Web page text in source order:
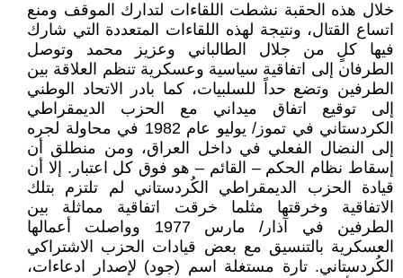
خلال هذه الحقبة نشطت اللقاءات لتدارك الموقف ومنع
اتساع القتال، ونتيجة لهذه اللقاءات المتعددة التي شارك
فيها كلٍ من جلال الطالباني وعزيز محمد وتوصل
الطرفان إلى اتفاقية سياسية وعسكرية تنظم العلاقة بين
الطرفين وتضع حداً للسلبيات، كما بادر الاتحاد الوطني
إلى توقيع اتفاق ميداني مع الحزب الديمقراطي
الكردستاني في تموز/ يوليو عام 1982 في محاولة لجره
إلى النضال الفعلي في داخل العراق، ومن منطلق أن
إسقاط نظام الحكم – القائم – هو فوق كل اعتبار. إلا أن
قيادة الحزب الديمقراطي الكُردستاني لم تلتزم بتلك
الاتفاقية وخرقتها مثلما خرقت اتفاقية مماثلة بين
الطرفين في آذار/ مارس 1977 وواصلت أعمالها
العسكرية بالتنسيق مع بعض قيادات الحزب الاشتراكي
الكُردستاني. تارة مستغلة اسم (جود) لإصدار ادعاءات،